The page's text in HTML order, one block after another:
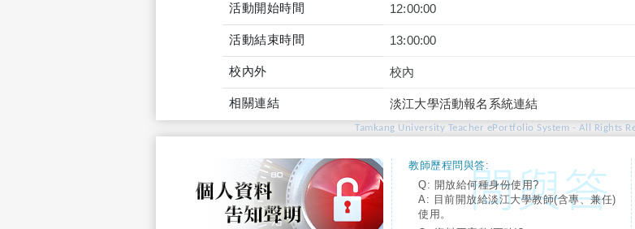
活動開始時間 12:00:00
活動結束時間 13:00:00
校內外 校內
相關連結 淡江大學活動報名系統連結
Tamkang University Teacher ePortfolio System - All Rights
教師歷程問與答:
Q: 開放給何種身份使用?
A: 目前開放給淡江大學教師(含專、兼任)
使用。